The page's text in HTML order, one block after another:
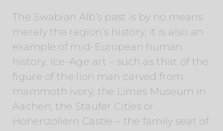
The Swabian Alb’s past is by no means
merely the region’s history, it is also an
example of mid-European human
history. Ice-Age art – such as that of the
figure of the lion man carved from
mammoth ivory, the Limes Museum in
Aachen, the Staufer Cities or
Hohenzollern Castle – the family seat of